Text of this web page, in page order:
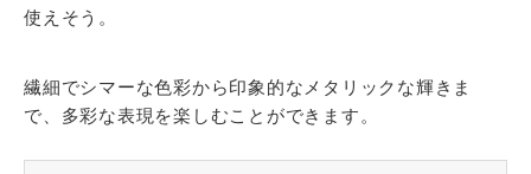
使えそう。
繊細でシマーな色彩から印象的なメタリックな輝きま
で、多彩な表現を楽しむことができます。